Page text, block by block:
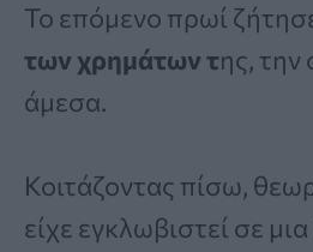
Το επόμενο πρωί
των χρημάτων της, την
άμεσα.
Κοιτάζοντας πίσω,
είχε εγκλωβιστεί σε μια